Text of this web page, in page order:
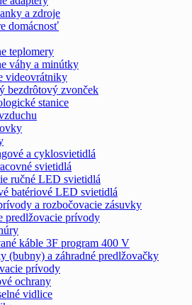
a zdroje
domácnosť
teplomery
váhy a minútky
videovrátniky
bezdrôtový zvonček
stanice
a cyklosvietidlá
svietidlá
ručné LED svietidlá
batériové LED svietidlá
a rozbočovacie zásuvky
predlžovacie prívody
káble 3F program 400 V
(bubny) a záhradné predlžovačky
prívody
ochrany
vidlice